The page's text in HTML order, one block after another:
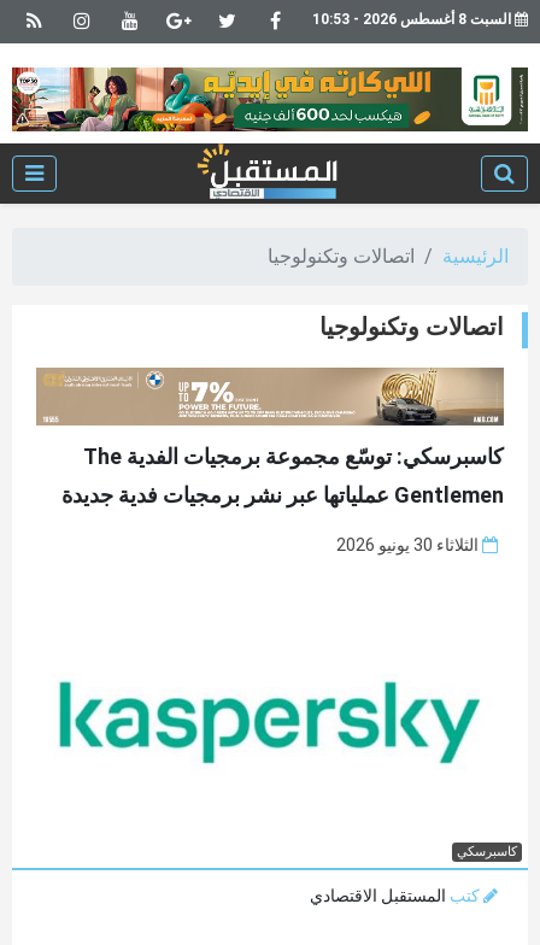
السبت 8 أغسطس 2026 - 10:53
الرئيسية اتصالات وتكنولوجيا
اتصالات وتكنولوجيا
كاسبرسكي: توسّع مجموعة برمجيات الفدية The
Gentlemen عملياتها عبر نشر برمجيات فدية جديدة
الثلاثاء 30 يونيو 2026
كاسبرسكي
كتب المستقبل الاقتصادي